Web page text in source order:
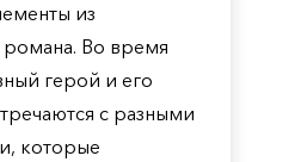
из
романа. Во время
герой и его
с разными
которые